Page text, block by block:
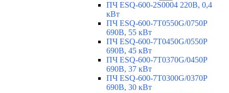
ПЧ ESQ-600-2S0004 220В, 0,4
кВт
ПЧ ESQ-600-7T0550G/0750P
690В, 55 кВт
ПЧ ESQ-600-7T0450G/0550P
690В, 45 кВт
ПЧ ESQ-600-7T0370G/0450P
690В, 37 кВт
ПЧ ESQ-600-7T0300G/0370P
690В, 30 кВт